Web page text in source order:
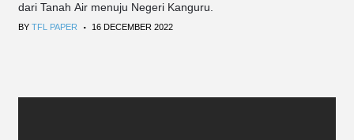
dari Tanah Air menuju Negeri Kanguru.
BY TFL PAPER . 16 DECEMBER 2022